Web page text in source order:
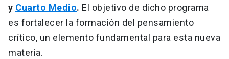
y Cuarto Medio. El objetivo de dicho programa
es fortalecer la formación del pensamiento
crítico, un elemento fundamental para esta nueva
materia.